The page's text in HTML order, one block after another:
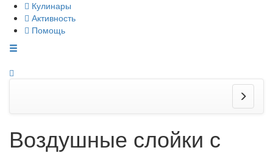
Кулинары
Активность
Помощь
Воздушные слойки с